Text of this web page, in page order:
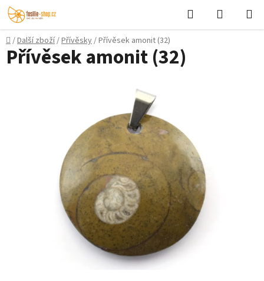
Přejít
na
obsah
Hledat
KOŠÍK
Domů
/Další zboží/Přívěsky/Přívěsek amonit (32)
Přívěsek amonit (32)